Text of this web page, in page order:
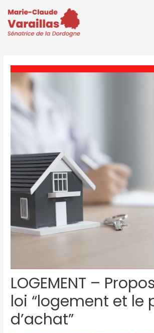
LOGEMENT –
loi “logement et le
d’achat”